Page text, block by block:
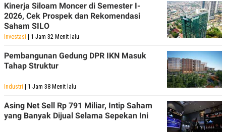
Kinerja Siloam Moncer di Semester I-
2026, Cek Prospek dan Rekomendasi
Saham SILO
Investasi | 1 Jam 32 Menit lalu
Pembangunan Gedung DPR IKN Masuk
Tahap Struktur
Industri | 1 Jam 38 Menit lalu
Asing Net Sell Rp 791 Miliar, Intip Saham
yang Banyak Dijual Selama Sepekan Ini